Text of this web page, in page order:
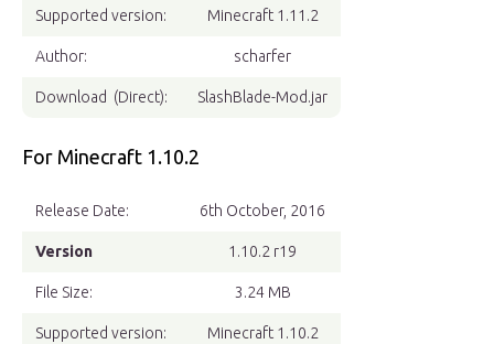
Supported version: Minecraft 1.11.2
Author: scharfer
Download (Direct): SlashBlade-Mod.jar
For Minecraft 1.10.2
Release Date: 6th October, 2016
Version 1.10.2 r19
File Size: 3.24 MB
Supported version: Minecraft 1.10.2